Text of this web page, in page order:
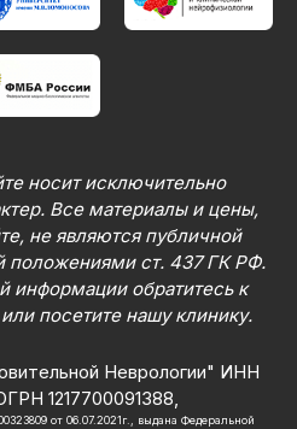
носит исключительно
Все материалы и цены,
не являются публичной
положениями ст. 437 ГК РФ.
информации обратитесь к
посетите нашу клинику.
Неврологии" ИНН
1217700091388,
от 06.07.2021г., выдана Федеральной